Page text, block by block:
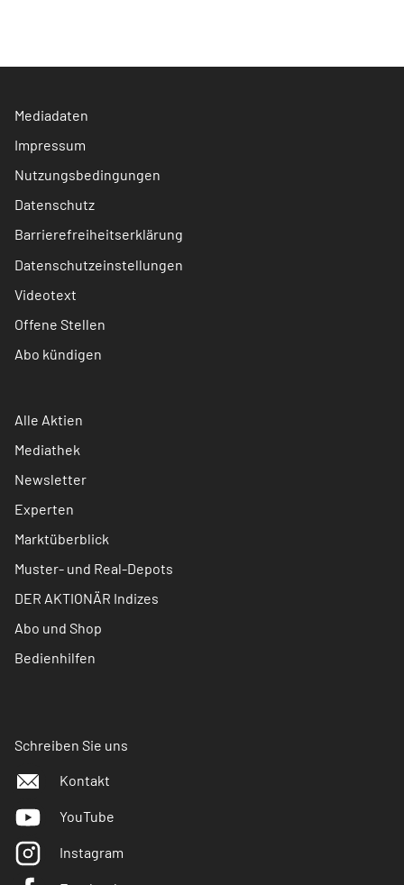
Mediadaten
Impressum
Nutzungsbedingungen
Datenschutz
Barrierefreiheitserklärung
Datenschutzeinstellungen
Videotext
Offene Stellen
Abo kündigen
Alle Aktien
Mediathek
Newsletter
Experten
Marktüberblick
Muster- und Real-Depots
DER AKTIONÄR Indizes
Abo und Shop
Bedienhilfen
Schreiben Sie uns
Kontakt
YouTube
Instagram